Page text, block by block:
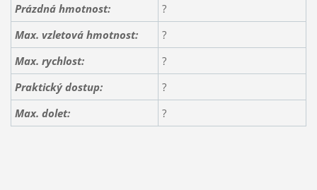
Prázdná hmotnost:
?
Max. vzletová hmotnost:
?
Max. rychlost:
?
Praktický dostup:
?
Max. dolet:
?